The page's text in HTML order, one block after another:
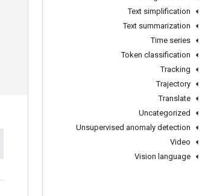
Text simplification
Text summarization
Time series
Token classification
Tracking
Trajectory
Translate
Uncategorized
Unsupervised anomaly detection
Video
Vision language